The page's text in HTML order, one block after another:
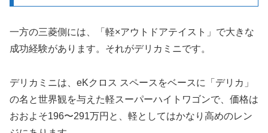
一方の三菱側には、「軽×アウトドアテイスト」で大きな
成功経験があります。それがデリカミニです。
デリカミニは、eKクロス スペースをベースに「デリカ」
の名と世界観を与えた軽スーパーハイトワゴンで、価格は
おおよそ196〜291万円と、軽としてはかなり高めのレン